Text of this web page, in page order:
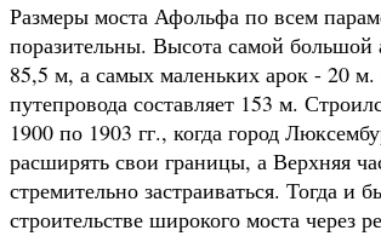
Размеры моста Афольфа по всем
поразительны. Высота самой большой
85,5 м, а самых маленьких арок - 20
путепровода составляет 153 м.
1900 по 1903 гг., когда город
расширять свои границы, а Верхняя
стремительно застраиваться. Тогда и
строительстве широкого моста через